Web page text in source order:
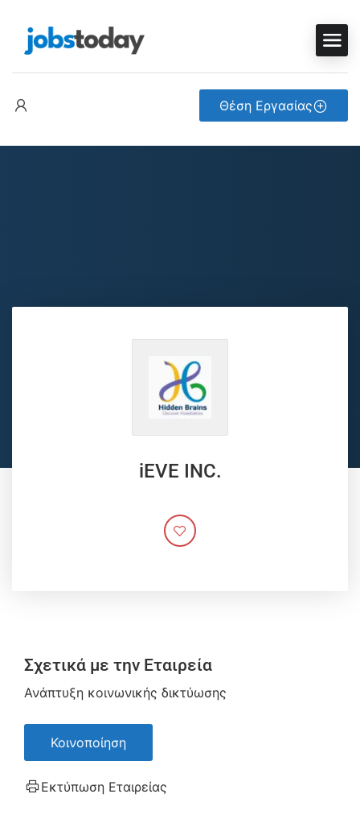
Θέση Εργασίας
iEVE INC.
Σχετικά με την Εταιρεία
Ανάπτυξη κοινωνικής δικτύωσης
Κοινοποίηση
Εκτύπωση Εταιρείας